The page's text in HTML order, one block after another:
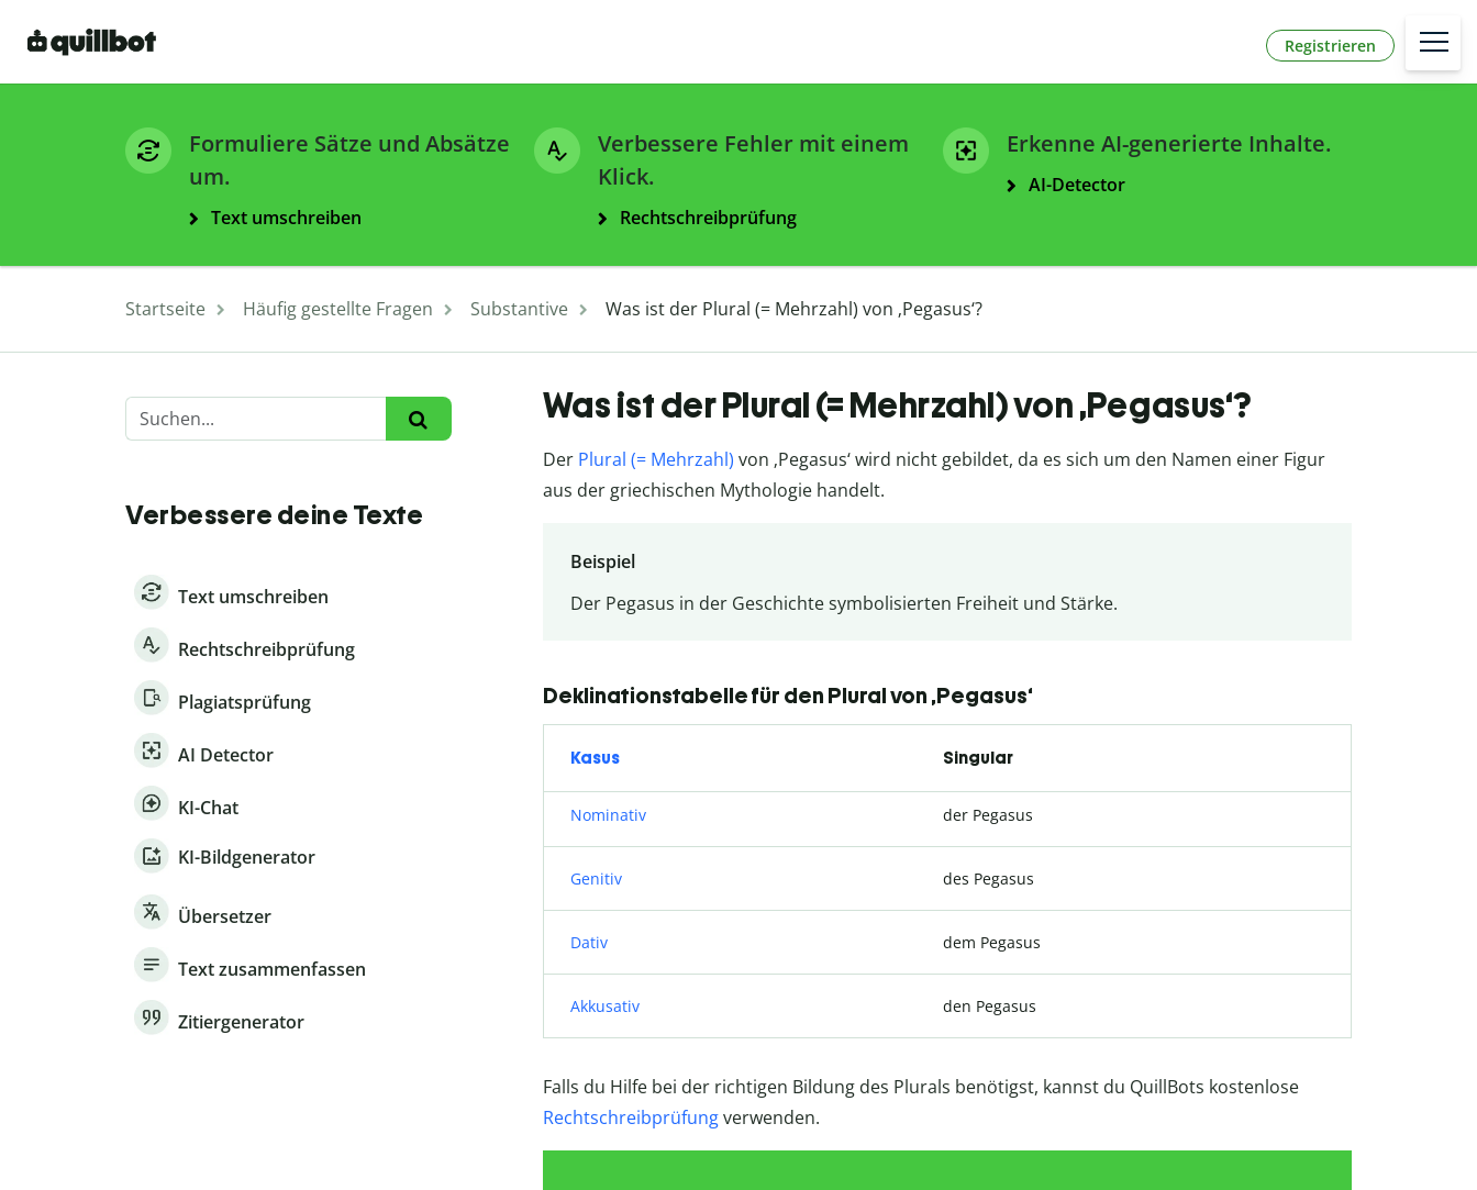
Registrieren
Formuliere Sätze und Absätze
um.
Text umschreiben
Verbessere Fehler mit einem
Klick.
Rechtschreibprüfung
Erkenne AI-generierte Inhalte.
AI-Detector
Startseite Häufig gestellte Fragen Substantive Was ist der Plural (= Mehrzahl) von ‚Pegasus‘?
Verbessere deine Texte
Text umschreiben
Rechtschreibprüfung
Plagiatsprüfung
AI Detector
KI-Chat
KI-Bildgenerator
Übersetzer
Text zusammenfassen
Zitiergenerator
Was ist der Plural (= Mehrzahl) von ‚Pegasus‘?
Der Plural (= Mehrzahl) von ‚Pegasus‘ wird nicht gebildet, da es sich um den Namen einer Figur
aus der griechischen Mythologie handelt.
Beispiel
Der Pegasus in der Geschichte symbolisierten Freiheit und Stärke.
Deklinationstabelle für den Plural von ‚Pegasus‘
Kasus Singular
Nominativ der Pegasus
Genitiv des Pegasus
Dativ dem Pegasus
Akkusativ den Pegasus
Falls du Hilfe bei der richtigen Bildung des Plurals benötigst, kannst du QuillBots kostenlose
Rechtschreibprüfungverwenden.